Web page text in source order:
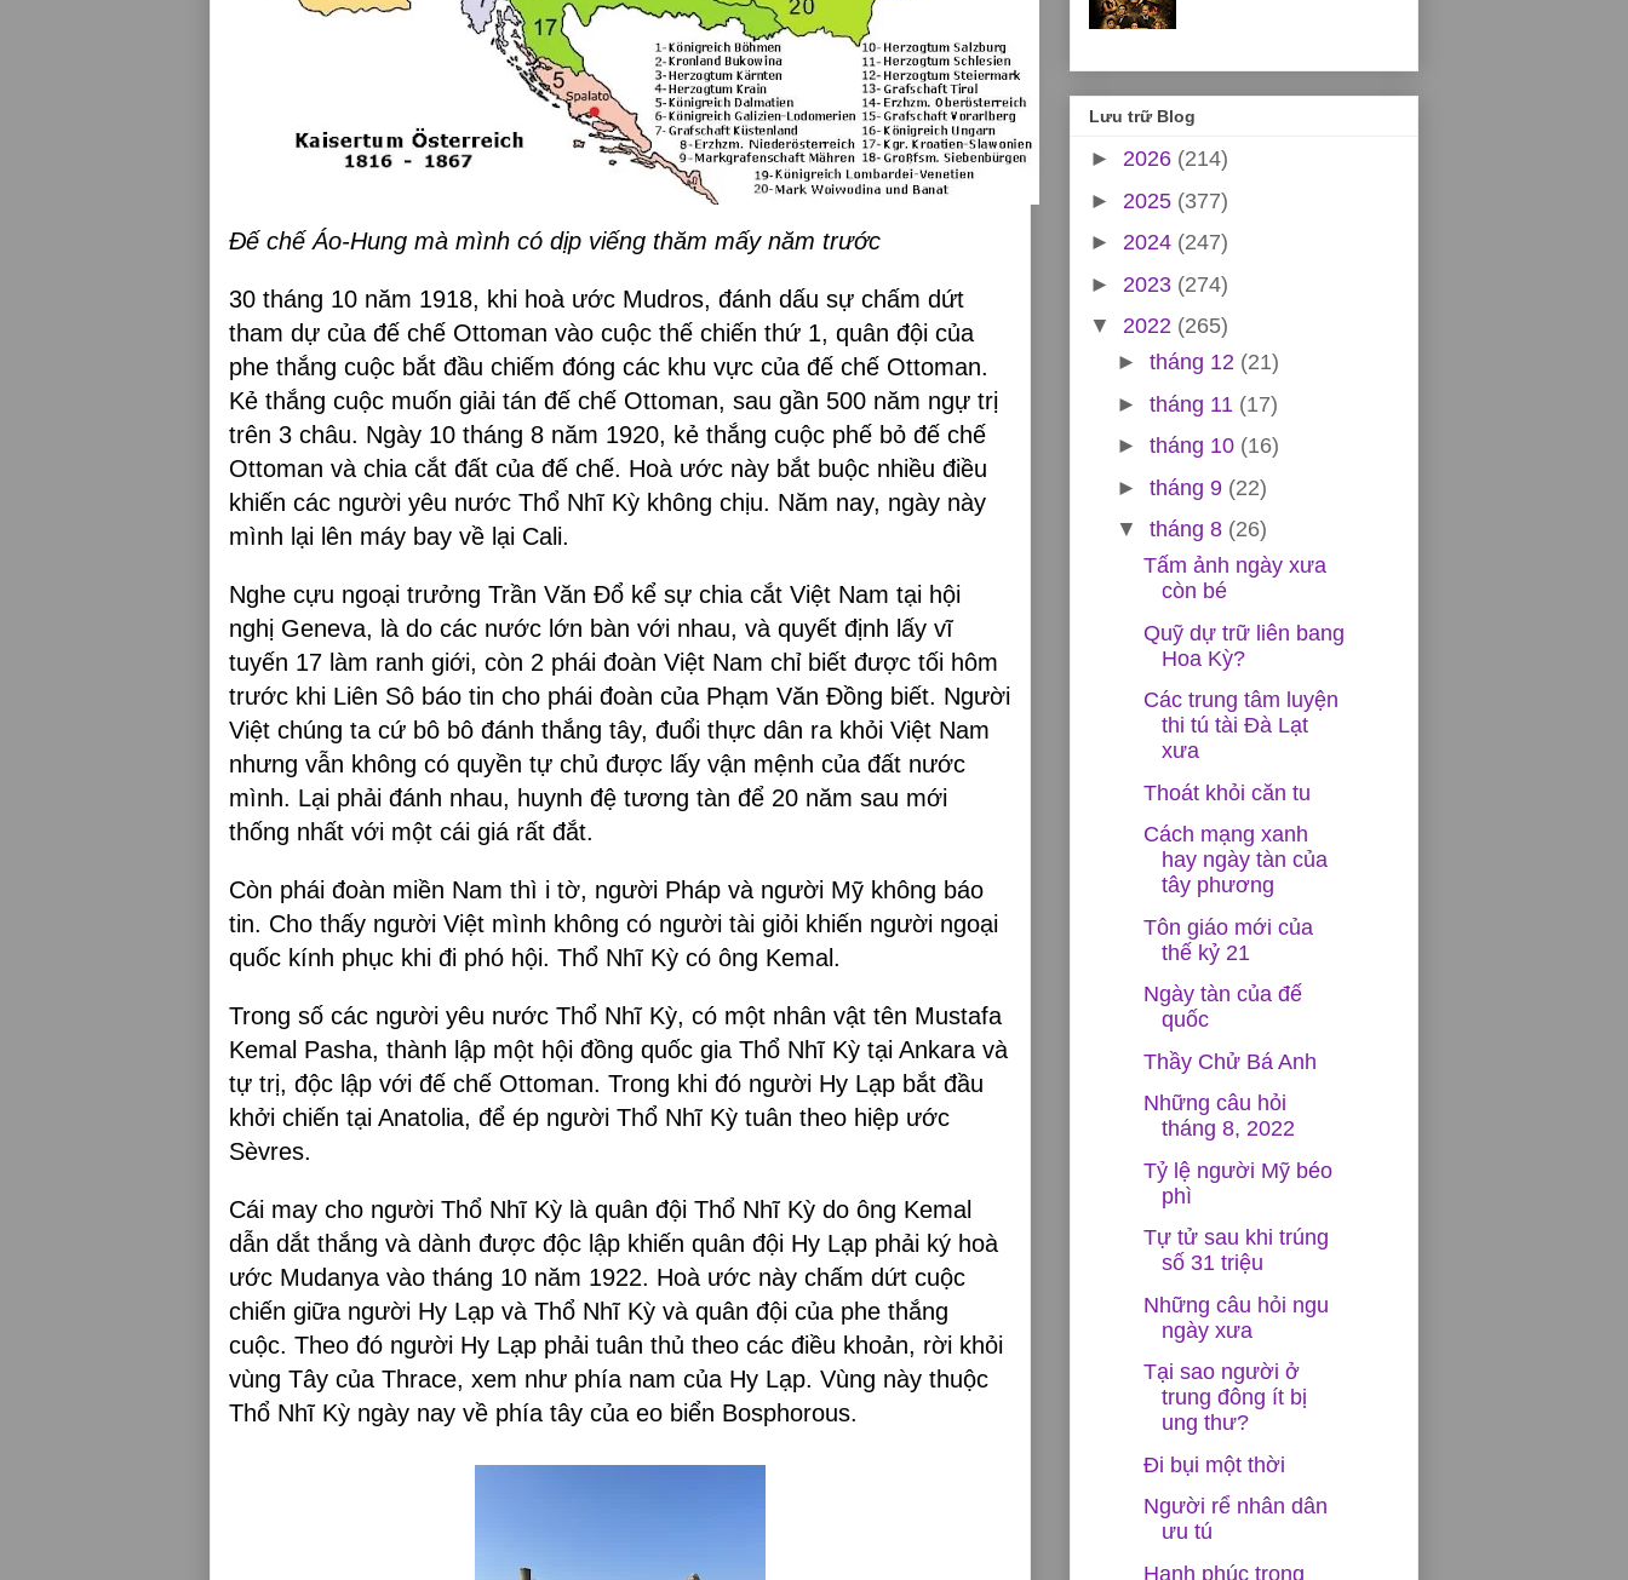
Đế chế Áo-Hung mà mình có dịp viếng thăm mấy năm trước
30 tháng 10 năm 1918, khi hoà ước Mudros, đánh dấu sự chấm dứt
tham dự của đế chế Ottoman vào cuộc thế chiến thứ 1, quân đội của
phe thắng cuộc bắt đầu chiếm đóng các khu vực của đế chế Ottoman.
Kẻ thắng cuộc muốn giải tán đế chế Ottoman, sau gần 500 năm ngự trị
trên 3 châu. Ngày 10 tháng 8 năm 1920, kẻ thắng cuộc phế bỏ đế chế
Ottoman và chia cắt đất của đế chế. Hoà ước này bắt buộc nhiều điều
khiến các người yêu nước Thổ Nhĩ Kỳ không chịu. Năm nay, ngày này
mình lại lên máy bay về lại Cali.
Nghe cựu ngoại trưởng Trần Văn Đổ kể sự chia cắt Việt Nam tại hội
nghị Geneva, là do các nước lớn bàn với nhau, và quyết định lấy vĩ
tuyến 17 làm ranh giới, còn 2 phái đoàn Việt Nam chỉ biết được tối hôm
trước khi Liên Sô báo tin cho phái đoàn của Phạm Văn Đồng biết. Người
Việt chúng ta cứ bô bô đánh thắng tây, đuổi thực dân ra khỏi Việt Nam
nhưng vẫn không có quyền tự chủ được lấy vận mệnh của đất nước
mình. Lại phải đánh nhau, huynh đệ tương tàn để 20 năm sau mới
thống nhất với một cái giá rất đắt.
Còn phái đoàn miền Nam thì i tờ, người Pháp và người Mỹ không báo
tin. Cho thấy người Việt mình không có người tài giỏi khiến người ngoại
quốc kính phục khi đi phó hội. Thổ Nhĩ Kỳ có ông Kemal.
Trong số các người yêu nước Thổ Nhĩ Kỳ, có một nhân vật tên Mustafa
Kemal Pasha, thành lập một hội đồng quốc gia Thổ Nhĩ Kỳ tại Ankara và
tự trị, độc lập với đế chế Ottoman. Trong khi đó người Hy Lạp bắt đầu
khởi chiến tại Anatolia, để ép người Thổ Nhĩ Kỳ tuân theo hiệp ước
Sèvres.
Cái may cho người Thổ Nhĩ Kỳ là quân đội Thổ Nhĩ Kỳ do ông Kemal
dẫn dắt thắng và dành được độc lập khiến quân đội Hy Lạp phải ký hoà
ước Mudanya vào tháng 10 năm 1922. Hoà ước này chấm dứt cuộc
chiến giữa người Hy Lạp và Thổ Nhĩ Kỳ và quân đội của phe thắng
cuộc. Theo đó người Hy Lạp phải tuân thủ theo các điều khoản, rời khỏi
vùng Tây của Thrace, xem như phía nam của Hy Lạp. Vùng này thuộc
Thổ Nhĩ Kỳ ngày nay về phía tây của eo biển Bosphorous.
Lưu trữ Blog
► 2026 (214)
► 2025 (377)
► 2024 (247)
► 2023 (274)
▼ 2022 (265)
► tháng 12 (21)
► tháng 11 (17)
► tháng 10 (16)
► tháng 9 (22)
▼ tháng 8 (26)
Tấm ảnh ngày xưa
còn bé
Quỹ dự trữ liên bang
Hoa Kỳ?
Các trung tâm luyện
thi tú tài Đà Lạt
xưa
Thoát khỏi căn tu
Cách mạng xanh
hay ngày tàn của
tây phương
Tôn giáo mới của
thế kỷ 21
Ngày tàn của đế
quốc
Thầy Chử Bá Anh
Những câu hỏi
tháng 8, 2022
Tỷ lệ người Mỹ béo
phì
Tự tử sau khi trúng
số 31 triệu
Những câu hỏi ngu
ngày xưa
Tại sao người ở
trung đông ít bị
ung thư?
Đi bụi một thời
Người rể nhân dân
ưu tú
Hạnh phúc trong